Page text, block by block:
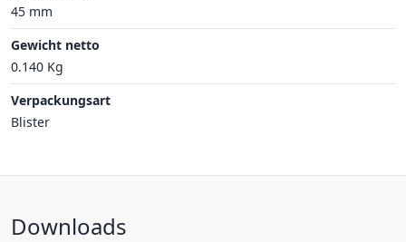
45 mm
Gewicht netto
0.140 Kg
Verpackungsart
Blister
Downloads